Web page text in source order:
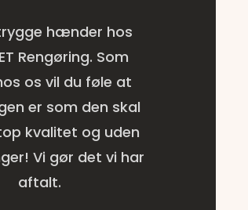
hænder hos
Rengøring. Som
os vil du føle at
er som den skal
kvalitet og uden
Vi gør det vi har
aftalt.